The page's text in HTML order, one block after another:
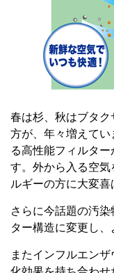
春は杉、秋はブタ
方が、年々増えて
る高性能フィルタ
す。外から入る空
ルギーの方に大変喜
さらに今話題の汚
ター構造に変更し、
またインフルエン